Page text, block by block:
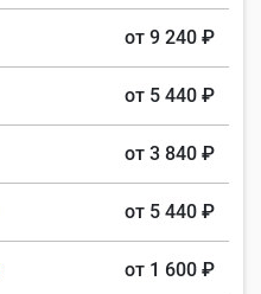
от 9 240 ₽
от 5 440 ₽
от 3 840 ₽
от 5 440 ₽
от 1 600 ₽